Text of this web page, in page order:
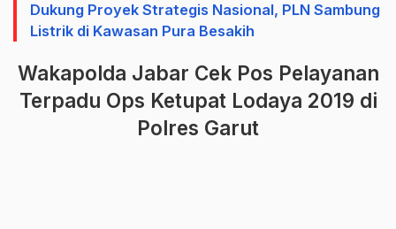
Dukung Proyek Strategis Nasional, PLN Sambung
Listrik di Kawasan Pura Besakih
Wakapolda Jabar Cek Pos Pelayanan
Terpadu Ops Ketupat Lodaya 2019 di
Polres Garut